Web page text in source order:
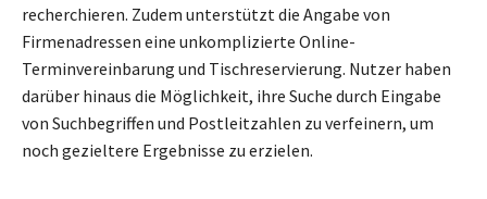
recherchieren. Zudem unterstützt die Angabe von
Firmenadressen eine unkomplizierte Online-
Terminvereinbarung und Tischreservierung. Nutzer haben
darüber hinaus die Möglichkeit, ihre Suche durch Eingabe
von Suchbegriffen und Postleitzahlen zu verfeinern, um
noch gezieltere Ergebnisse zu erzielen.